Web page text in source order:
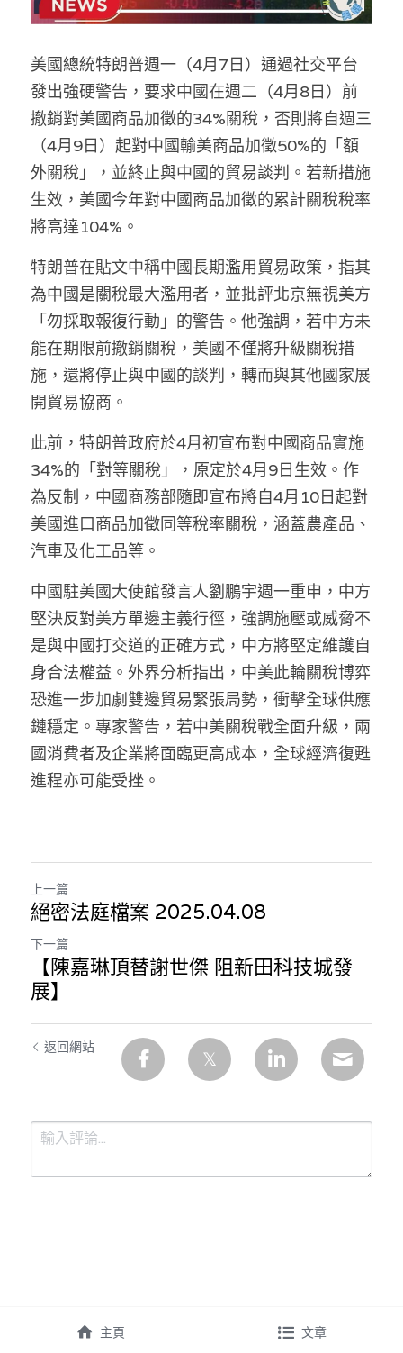
真相直擊
極端暴恐實錄
黃萬成專欄
招國偉專欄
高松傑專欄
林伯強專欄
馮煒光專欄
趙處機專欄
KOL 精選
大衛sir專欄
曾子晴 - 晴深直說
龔靜儀大律師專欄
陳貴春大律師專欄
陳子遷律師專欄
羅浚軒專欄
汪明欣專欄
張美雄專欄
莊豪鋒專欄
香港科技專上書院｜專欄
支聯會案
35+顛覆案
親子
花生仔漫畫週記
投稿熱線
商戶合作
支持讚助
條款及細則
關於我們
繁體中文
English
美國總統特朗普週一（4月7日）通過社交平台
發出強硬警告，要求中國在週二（4月8日）前
撤銷對美國商品加徵的34%關稅，否則將自週三
（4月9日）起對中國輸美商品加徵50%的「額
外關稅」，並終止與中國的貿易談判。若新措施
生效，美國今年對中國商品加徵的累計關稅稅率
將高達104%。
特朗普在貼文中稱中國長期濫用貿易政策，指其
為中國是關稅最大濫用者，並批評北京無視美方
「勿採取報復行動」的警告。他強調，若中方未
能在期限前撤銷關稅，美國不僅將升級關稅措
施，還將停止與中國的談判，轉而與其他國家展
開貿易協商。
此前，特朗普政府於4月初宣布對中國商品實施
34%的「對等關稅」，原定於4月9日生效。作
為反制，中國商務部隨即宣布將自4月10日起對
美國進口商品加徵同等稅率關稅，涵蓋農產品、
汽車及化工品等。
中國駐美國大使館發言人劉鵬宇週一重申，中方
堅決反對美方單邊主義行徑，強調施壓或威脅不
是與中國打交道的正確方式，中方將堅定維護自
身合法權益。外界分析指出，中美此輪關稅博弈
恐進一步加劇雙邊貿易緊張局勢，衝擊全球供應
鏈穩定。專家警告，若中美關稅戰全面升級，兩
國消費者及企業將面臨更高成本，全球經濟復甦
進程亦可能受挫。
上一篇
絕密法庭檔案 2025.04.08
下一篇
【陳嘉琳頂替謝世傑 阻新田科技城發
展】
返回網站
主頁 文章